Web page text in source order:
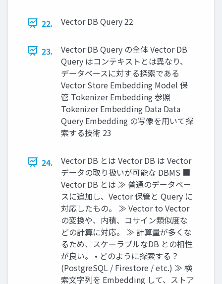
22. Vector DB Query 22
23.
Vector DB Query の全体 Vector DB
Query はコンテキストとは異なり、
データベースに対する探索である
Vector Store Embedding Model 保
管 Tokenizer Embedding 参照
Tokenizer Embedding Data Data
Query Embedding の写像を用いて探
索する技術 23
24.
Vector DB とは Vector DB は Vector
データの取り扱いが可能な DBMS ■
Vector DB とは ≫ 普通のデータベー
スに追加し、Vector 保管と Query に
対応したもの。 ≫ Vector to Vector
の変換や、内積、コサイン類似度な
どの計算に対応。 ≫ 計算量が多くな
るため、スケーラブルなDB との相性
が良い。 • どのように探索する？
(PostgreSQL / Firestore / etc.) ≫ 検
索文字列を Embedding して、ストア